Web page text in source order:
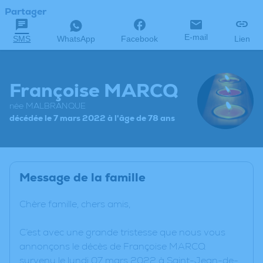
Partager
SMS WhatsApp Facebook E-mail Lien
Françoise MARCQ
née MALBRANQUE
décédée le 7 mars 2022 à l'âge de 78 ans
Message de la famille
Chère famille, chers amis,
C’est avec une grande tristesse que nous vous
annonçons le décès de Françoise MARCQ
survenu le lundi 07 mars 2022 à Saint-Jean-de-